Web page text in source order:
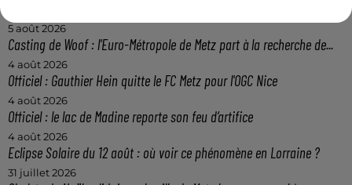
5 août 2026
Casting de Woof : l'Euro-Métropole de Metz part à la recherche de...
4 août 2026
Officiel : Gauthier Hein quitte le FC Metz pour l'OGC Nice
4 août 2026
Officiel : le lac de Madine reporte son feu d’artifice
4 août 2026
Eclipse Solaire du 12 août : où voir ce phénomène en Lorraine ?
31 juillet 2026